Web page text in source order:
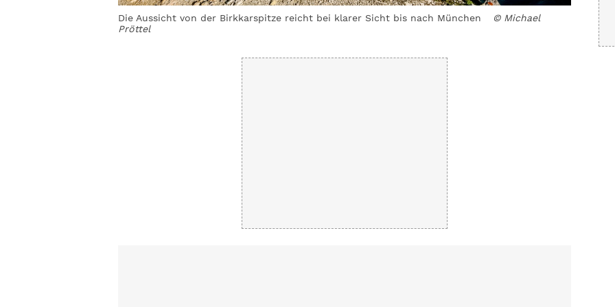
Die Aussicht von der Birkkarspitze reicht bei klarer Sicht bis nach München
© Michael
Pröttel
Auf